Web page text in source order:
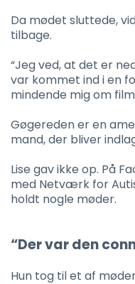
Da mødet sluttede,
tilbage.
“Jeg ved, at det er
var kommet ind i en
mindende mig om
Gøgereden er en
mand, der bliver
Lise gav ikke op. På
med Netværk for
holdt nogle møder.
“Der var den
Hun tog til et af